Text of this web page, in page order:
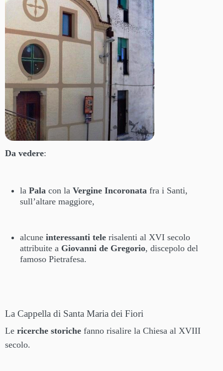
Da vedere:
la Pala con la Vergine Incoronata fra i Santi,
sull’altare maggiore,
alcune interessanti tele risalenti al XVI secolo
attribuite a Giovanni de Gregorio, discepolo del
famoso Pietrafesa.
La Cappella di Santa Maria dei Fiori
Le ricerche storiche fanno risalire la Chiesa al XVIII
secolo.